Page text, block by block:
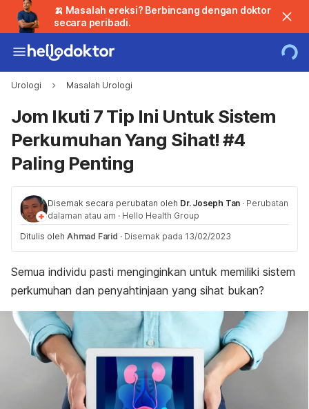
🍌 Masalah ereksi? Berbincang dengan doktor
secara peribadi.
Urologi Masalah Urologi
Jom Ikuti 7 Tip Ini Untuk Sistem
Perkumuhan Yang Sihat! #4
Paling Penting
Disemak secara perubatan oleh Dr. Joseph Tan · Perubatan
dalaman atau am · Hello Health Group
Ditulis oleh Ahmad Farid · Disemak pada 13/02/2023
Semua individu pasti menginginkan untuk memiliki sistem
perkumuhan dan penyahtinjaan yang sihat bukan?